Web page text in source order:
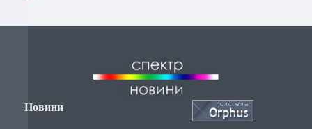
Новини